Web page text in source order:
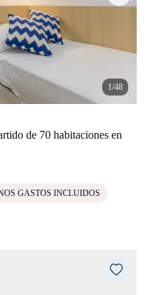
1/48
de 70 habitaciones en
GASTOS INCLUIDOS